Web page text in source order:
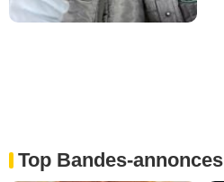
Top Bandes-annonces